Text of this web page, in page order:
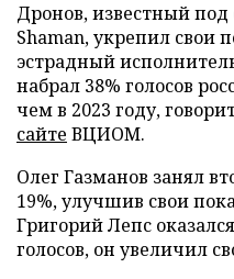
Дронов, известный
Shaman, укрепил свои
эстрадный
набрал 38% голосов
чем в 2023 году,
сайте ВЦИОМ.
Олег Газманов занял
19%, улучшив свои
Григорий Лепс
голосов, он увеличил